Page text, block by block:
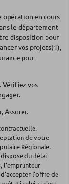
opération en cours
le département
disposition pour
vos projets(1),
pour
Vérifiez vos
,Assurer.
de votre
Régionale.
du délai
l'emprunteur
d'accepter l'offre de